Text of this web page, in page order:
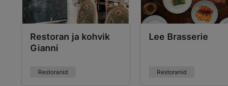
Restoran ja kohvik
Gianni
Restoranid
Lee Brasserie
Restoranid